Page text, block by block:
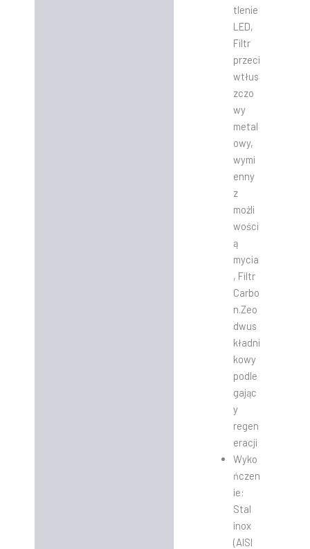
tlenie
LED,
Filtr
przeci
wtłus
zczo
wy
metal
owy,
wymi
enny
z
możli
wości
ą
mycia
, Filtr
Carbo
n.Zeo
dwus
kładni
kowy
podle
gając
y
regen
eracji
Wyko
ńczen
ie:
Stal
inox
(AISI